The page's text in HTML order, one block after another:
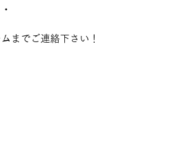
までご連絡下さい！